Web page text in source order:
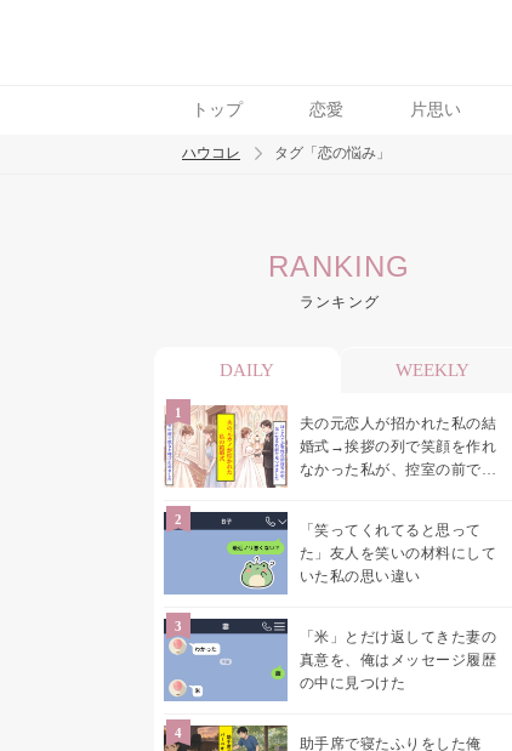
トップ 恋愛 片思い
トレンド ワード
ハウコレ タグ「恋の悩み」
RANKING
ランキング
DAILY WEEKLY
夫の元恋人が招かれた私の結
婚式→挨拶の列で笑顔を作れ
なかった私が、控室の前で彼
「笑ってくれてると思って
た」友人を笑いの材料にして
いた私の思い違い
「米」とだけ返してきた妻の
真意を、俺はメッセージ履歴
の中に見つけた
助手席で寝たふりをした俺